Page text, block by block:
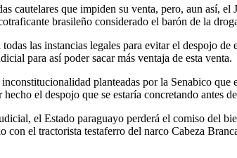
cautelares que impiden su venta, pero, aun
brasileño considerado el barón de la
las instancias legales para evitar el despojo
para así poder sacar más ventaja de esta venta.
planteadas por la Senabico
el despojo que se estaría concretando antes
el Estado paraguayo perderá el comiso del
con el tractorista testaferro del narco Cabeza